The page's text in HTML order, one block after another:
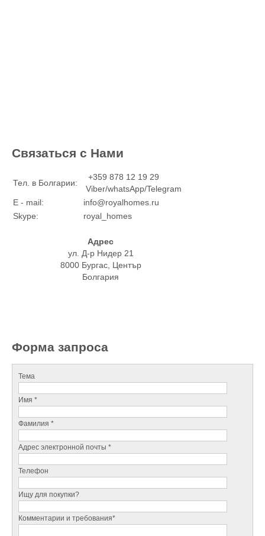
Связаться с Нами
Тел. в Болгарии:
+359 878 12 19 29
Viber/whatsApp/Telegram
E - mail:
info@royalhomes.ru
Skype:
royal_homes
Адрес
ул. Д-р Нидер 21
8000 Бургас, Център
Болгария
Форма запроса
Тема
Имя *
Фамилия *
Адрес электронной почты *
Телефон
Ищу для покупки?
Комментарии и требования*